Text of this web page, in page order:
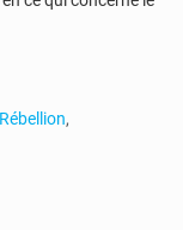
Rébellion,